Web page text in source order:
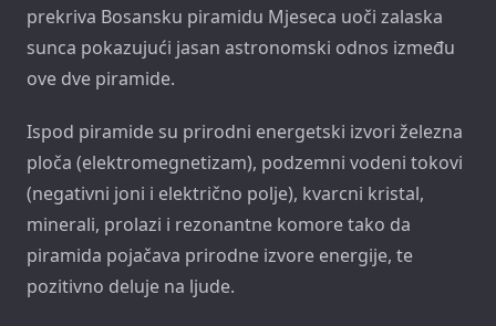
prekriva Bosansku piramidu Mjeseca uoči zalaska
sunca pokazujući jasan astronomski odnos između
ove dve piramide.
Ispod piramide su prirodni energetski izvori železna
ploča (elektromegnetizam), podzemni vodeni tokovi
(negativni joni i električno polje), kvarcni kristal,
minerali, prolazi i rezonantne komore tako da
piramida pojačava prirodne izvore energije, te
pozitivno deluje na ljude.